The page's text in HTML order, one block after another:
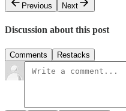
Previous
Next
Discussion about this post
Comments Restacks